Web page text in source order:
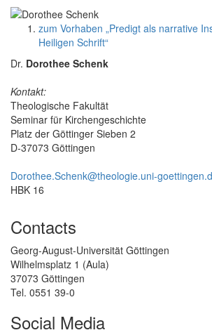
zum Vorhaben „Predigt als narrative
Heiligen Schrift“
Dr. Dorothee Schenk
Kontakt:
Theologische Fakultät
Seminar für Kirchengeschichte
Platz der Göttinger Sieben 2
D-37073 Göttingen
Dorothee.Schenk@theologie.uni-
HBK 16
Contacts
Georg-August-Universität Göttingen
Wilhelmsplatz 1 (Aula)
37073 Göttingen
Tel. 0551 39-0
Social Media